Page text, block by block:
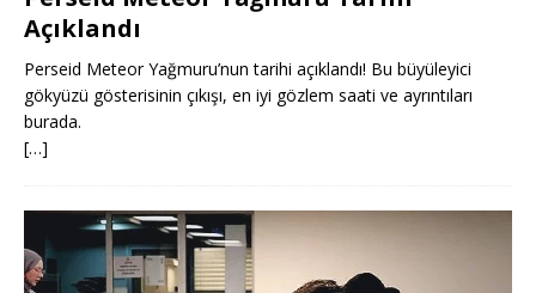
Açıklandı
Perseid Meteor Yağmuru’nun tarihi açıklandı! Bu büyüleyici
gökyüzü gösterisinin çıkışı, en iyi gözlem saati ve ayrıntıları
burada.
[…]